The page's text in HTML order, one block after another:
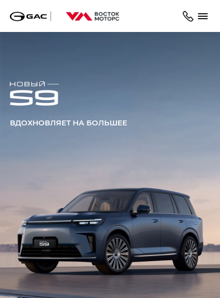
ВДОХНОВЛЯЕТ НА БОЛЬШЕЕ